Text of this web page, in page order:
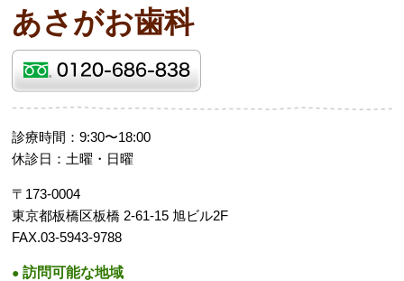
あさがお歯科
診療時間：9:30〜18:00
休診日：土曜・日曜
〒173-0004
東京都板橋区板橋 2-61-15 旭ビル2F
FAX.03-5943-9788
訪問可能な地域